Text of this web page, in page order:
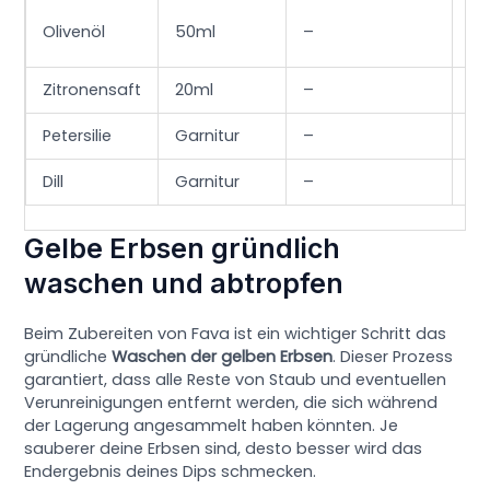
Olivenöl 50ml –
Zitronensaft 20ml –
Petersilie Garnitur –
Dill Garnitur –
Gelbe Erbsen gründlich
waschen und abtropfen
Beim Zubereiten von Fava ist ein wichtiger Schritt das
gründlicheWaschen der gelben Erbsen. Dieser Prozess
garantiert, dass alle Reste von Staub und eventuellen
Verunreinigungen entfernt werden, die sich während
der Lagerung angesammelt haben könnten. Je
sauberer deine Erbsen sind, desto besser wird das
Endergebnis deines Dips schmecken.